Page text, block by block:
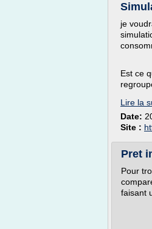
je
Est ce
Lire la
Date:
Site :
Pret
Pour
faisant